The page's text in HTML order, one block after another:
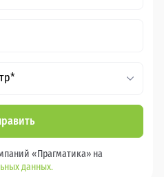
«Прагматика» на
данных.